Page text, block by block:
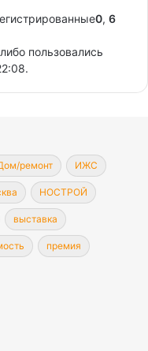
0, 6
пользовались
ремонт ИЖС
НОСТРОЙ
выставка
премия